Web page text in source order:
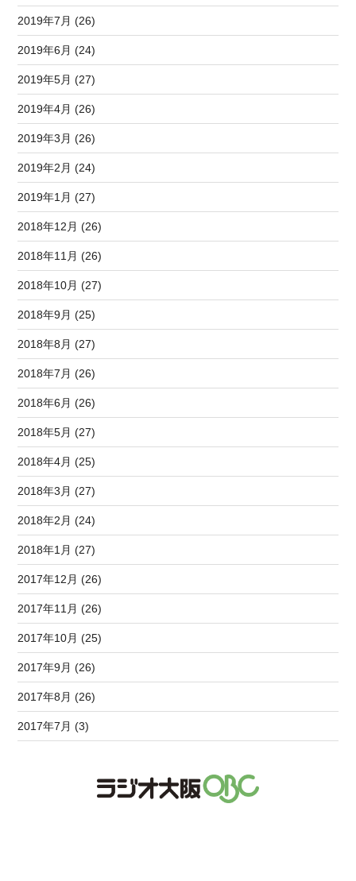
2019年7月 (26)
2019年6月 (24)
2019年5月 (27)
2019年4月 (26)
2019年3月 (26)
2019年2月 (24)
2019年1月 (27)
2018年12月 (26)
2018年11月 (26)
2018年10月 (27)
2018年9月 (25)
2018年8月 (27)
2018年7月 (26)
2018年6月 (26)
2018年5月 (27)
2018年4月 (25)
2018年3月 (27)
2018年2月 (24)
2018年1月 (27)
2017年12月 (26)
2017年11月 (26)
2017年10月 (25)
2017年9月 (26)
2017年8月 (26)
2017年7月 (3)